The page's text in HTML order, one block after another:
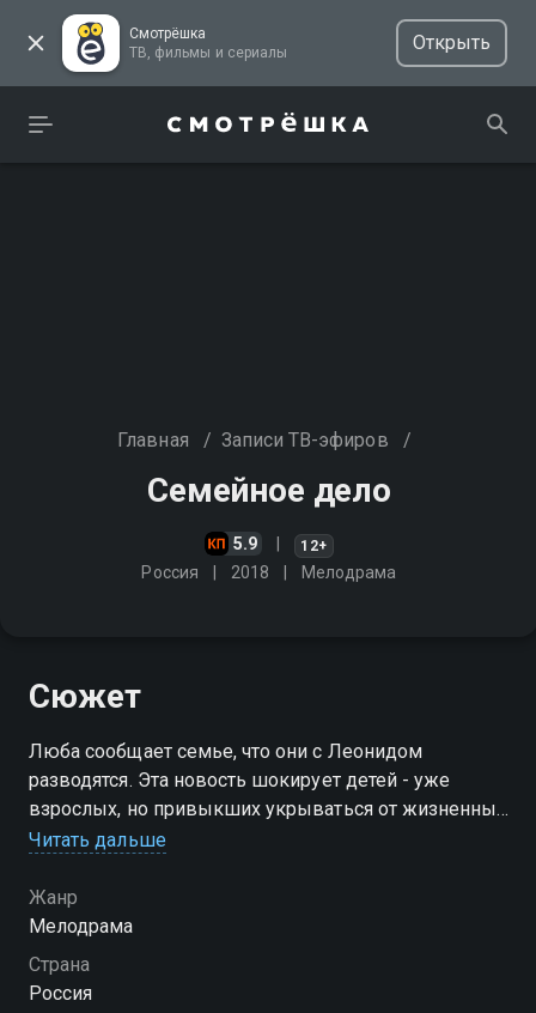
Смотрёшка
ТВ, фильмы и сериалы
Открыть
Главная / Записи ТВ-эфиров /
Семейное дело
5.9 12+
Россия 2018 Мелодрама
Сюжет
Люба сообщает семье, что они с Леонидом
разводятся. Эта новость шокирует детей - уже
взрослых, но привыкших укрываться от жизненных
невзгод в родительском доме, ставшем для них
пускаются во все тяжкие
Читать дальше
Жанр
Мелодрама
Страна
Россия